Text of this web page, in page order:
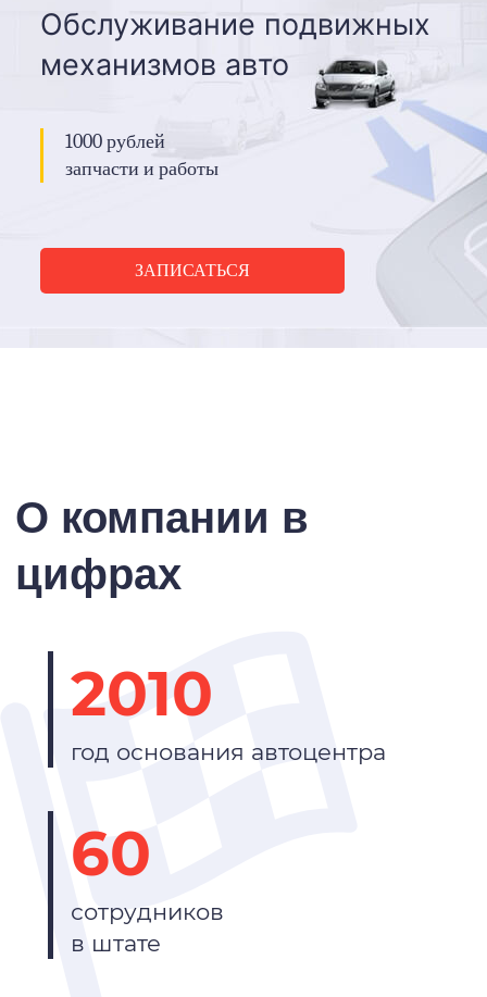
Обслуживание подвижных
механизмов авто
1000 рублей
запчасти и работы
ЗАПИСАТЬСЯ
О компании в
цифрах
2010
год основания автоцентра
60
сотрудников
в штате